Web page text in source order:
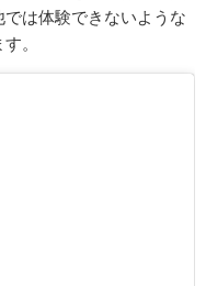
は体験できないような
。